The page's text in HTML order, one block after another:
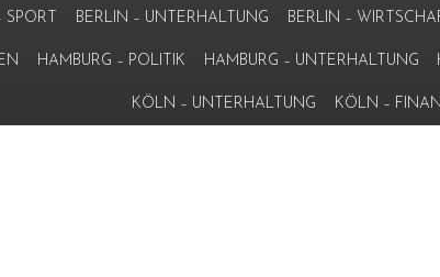
SPORT BERLIN – UNTERHALTUNG BERLIN –
HAMBURG – POLITIK HAMBURG – UNTERHALTUNG
KÖLN – UNTERHALTUNG KÖLN –